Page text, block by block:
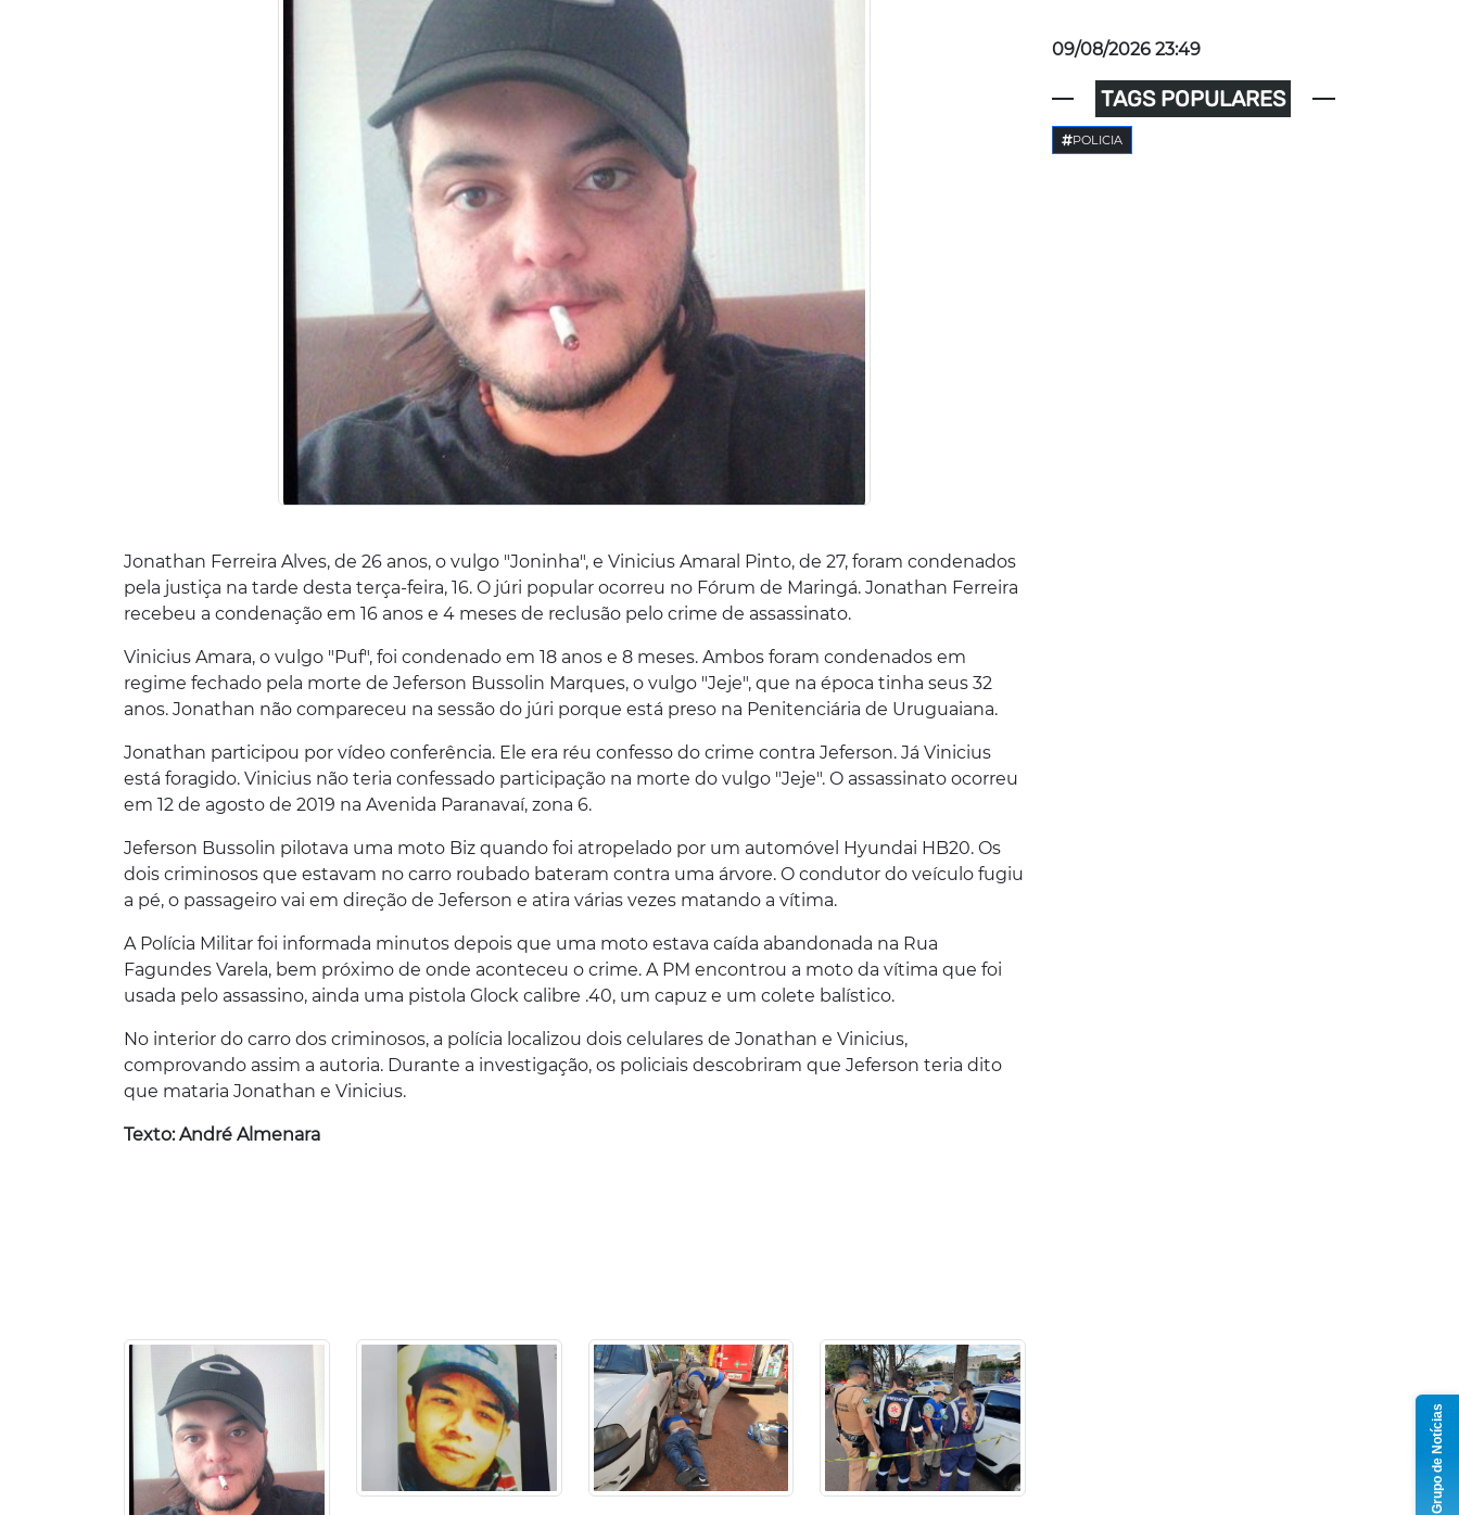
Jonathan Ferreira Alves, de 26 anos, o vulgo "Joninha", e Vinicius Amaral Pinto, de 27, foram condenados
pela justiça na tarde desta terça-feira, 16. O júri popular ocorreu no Fórum de Maringá. Jonathan Ferreira
recebeu a condenação em 16 anos e 4 meses de reclusão pelo crime de assassinato.
Vinicius Amara, o vulgo "Puf", foi condenado em 18 anos e 8 meses. Ambos foram condenados em
regime fechado pela morte de Jeferson Bussolin Marques, o vulgo "Jeje", que na época tinha seus 32
anos. Jonathan não compareceu na sessão do júri porque está preso na Penitenciária de Uruguaiana.
Jonathan participou por vídeo conferência. Ele era réu confesso do crime contra Jeferson. Já Vinicius
está foragido. Vinicius não teria confessado participação na morte do vulgo "Jeje". O assassinato ocorreu
em 12 de agosto de 2019 na Avenida Paranavaí, zona 6.
Jeferson Bussolin pilotava uma moto Biz quando foi atropelado por um automóvel Hyundai HB20. Os
dois criminosos que estavam no carro roubado bateram contra uma árvore. O condutor do veículo fugiu
a pé, o passageiro vai em direção de Jeferson e atira várias vezes matando a vítima.
A Polícia Militar foi informada minutos depois que uma moto estava caída abandonada na Rua
Fagundes Varela, bem próximo de onde aconteceu o crime. A PM encontrou a moto da vítima que foi
usada pelo assassino, ainda uma pistola Glock calibre .40, um capuz e um colete balístico.
No interior do carro dos criminosos, a polícia localizou dois celulares de Jonathan e Vinicius,
comprovando assim a autoria. Durante a investigação, os policiais descobriram que Jeferson teria dito
que mataria Jonathan e Vinicius.
Texto: André Almenara
09/08/2026 23:49
TAGS POPULARES
POLICIA
Grupo de Notícias